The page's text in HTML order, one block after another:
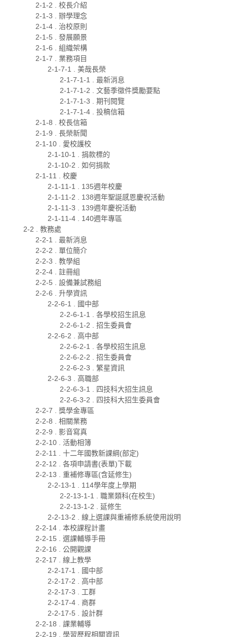
2-1-2 . 校長介紹
2-1-3 . 辦學理念
2-1-4 . 治校原則
2-1-5 . 發展願景
2-1-6 . 組織架構
2-1-7 . 業務項目
2-1-7-1 . 美哉長榮
2-1-7-1-1 . 最新消息
2-1-7-1-2 . 文藝季徵件獎勵要點
2-1-7-1-3 . 期刊閱覽
2-1-7-1-4 . 投稿信箱
2-1-8 . 校長信箱
2-1-9 . 長榮新聞
2-1-10 . 愛校護校
2-1-10-1 . 捐款標的
2-1-10-2 . 如何捐款
2-1-11 . 校慶
2-1-11-1 . 135週年校慶
2-1-11-2 . 138週年聖誕感恩慶祝活動
2-1-11-3 . 139週年慶祝活動
2-1-11-4 . 140週年專區
2-2 . 教務處
2-2-1 . 最新消息
2-2-2 . 單位簡介
2-2-3 . 教學組
2-2-4 . 註冊組
2-2-5 . 設備兼試務組
2-2-6 . 升學資訊
2-2-6-1 . 國中部
2-2-6-1-1 . 各學校招生訊息
2-2-6-1-2 . 招生委員會
2-2-6-2 . 高中部
2-2-6-2-1 . 各學校招生訊息
2-2-6-2-2 . 招生委員會
2-2-6-2-3 . 繁星資訊
2-2-6-3 . 高職部
2-2-6-3-1 . 四技科大招生訊息
2-2-6-3-2 . 四技科大招生委員會
2-2-7 . 獎學金專區
2-2-8 . 相關業務
2-2-9 . 影音寫真
2-2-10 . 活動相簿
2-2-11 . 十二年國教新課綱(部定)
2-2-12 . 各項申請書(表單)下載
2-2-13 . 重補修專區(含延修生)
2-2-13-1 . 114學年度上學期
2-2-13-1-1 . 職業類科(在校生)
2-2-13-1-2 . 延修生
2-2-13-2 . 線上選課與重補修系統使用說明
2-2-14 . 本校課程計畫
2-2-15 . 選課輔導手冊
2-2-16 . 公開觀課
2-2-17 . 線上教學
2-2-17-1 . 國中部
2-2-17-2 . 高中部
2-2-17-3 . 工群
2-2-17-4 . 商群
2-2-17-5 . 設計群
2-2-18 . 課業輔導
2-2-19 . 學習歷程相關資訊